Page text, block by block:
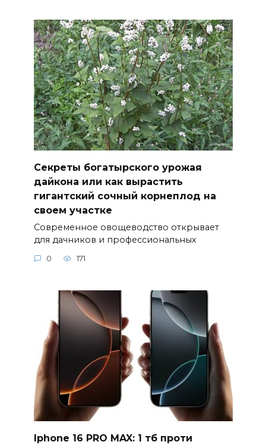
Секреты богатырского урожая
дайкона или как вырастить
гигантский сочный корнеплод на
своем участке
Современное овощеводство открывает
для дачников и профессиональных
0 171
Iphone 16 PRO MAX: 1 тб проти